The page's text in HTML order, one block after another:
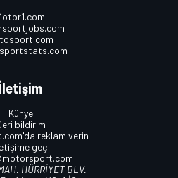
İletişim
Künye
bildirim
reklam verin
geç
HÜRRİYET BLV.